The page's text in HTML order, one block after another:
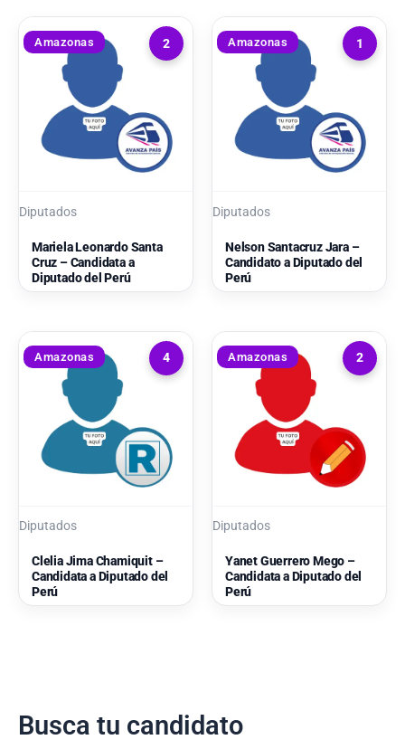
2
Amazonas
Diputados
Mariela Leonardo Santa
Cruz – Candidata a
Diputado del Perú
1
Amazonas
Diputados
Nelson Santacruz Jara –
Candidato a Diputado del
Perú
4
Amazonas
Diputados
Clelia Jima Chamiquit –
Candidata a Diputado del
Perú
2
Amazonas
Diputados
Yanet Guerrero Mego –
Candidata a Diputado del
Perú
Busca tu candidato